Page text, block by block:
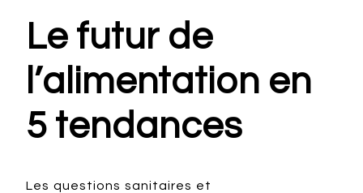
Le futur de
l’alimentation en
5 tendances
Les questions sanitaires et